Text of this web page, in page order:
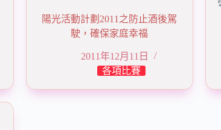
陽光活動計劃2011之防止酒後駕
駛，確保家庭幸福
2011年12月11日
各項比賽